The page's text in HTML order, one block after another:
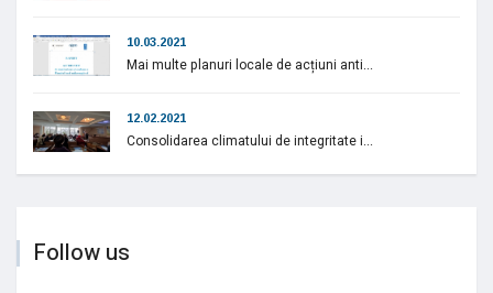
10.03.2021
Mai multe planuri locale de acțiuni anti...
12.02.2021
Consolidarea climatului de integritate i...
Follow us